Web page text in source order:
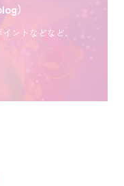
）
ントなどなど、